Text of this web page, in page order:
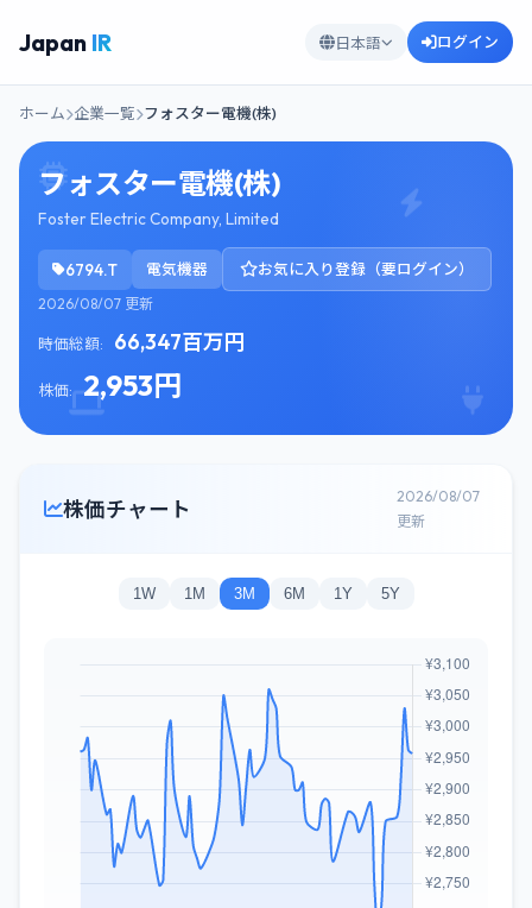
Japan IR 日本語 ログイン
ホーム 企業一覧 フォスター電機(株)
フォスター電機(株)
Foster Electric Company, Limited
6794.T 電気機器 お気に入り登録（要ログイン）
2026/08/07 更新
時価総額: 66,347百万円
株価: 2,953円
株価チャート
2026/08/07
更新
1W 1M 3M 6M 1Y 5Y